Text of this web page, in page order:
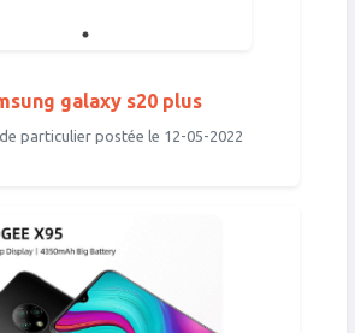
galaxy s20 plus
particulier postée le 12-05-2022